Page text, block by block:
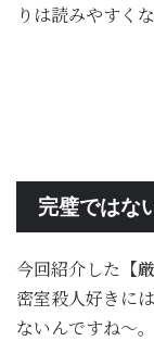
りは読みやすく
完璧ではな
今回紹介した 【
密室殺人好きに
ないんですね～。